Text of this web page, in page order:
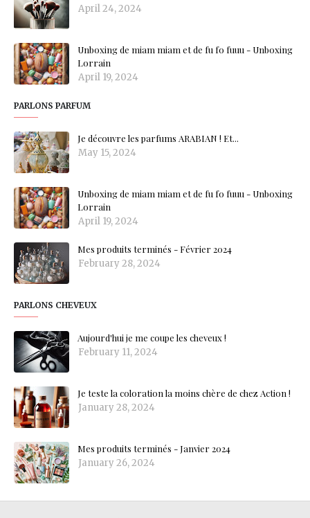
April 24, 2024
Unboxing de miam miam et de fu fo fuuu - Unboxing
Lorrain
April 19, 2024
PARLONS PARFUM
Je découvre les parfums ARABIAN ! Et...
May 15, 2024
Unboxing de miam miam et de fu fo fuuu - Unboxing
Lorrain
April 19, 2024
Mes produits terminés - Février 2024
February 28, 2024
PARLONS CHEVEUX
Aujourd'hui je me coupe les cheveux !
February 11, 2024
Je teste la coloration la moins chère de chez Action !
January 28, 2024
Mes produits terminés - Janvier 2024
January 26, 2024